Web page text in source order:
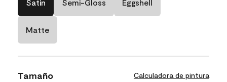
Satin Semi-Gloss Eggshell
Matte
Tamaño Calculadora de pintura